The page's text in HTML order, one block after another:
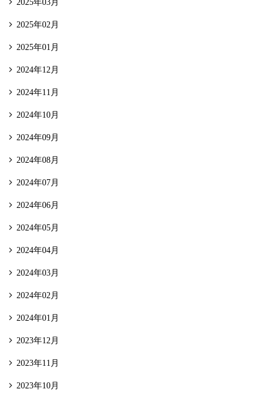
2025年03月
2025年02月
2025年01月
2024年12月
2024年11月
2024年10月
2024年09月
2024年08月
2024年07月
2024年06月
2024年05月
2024年04月
2024年03月
2024年02月
2024年01月
2023年12月
2023年11月
2023年10月